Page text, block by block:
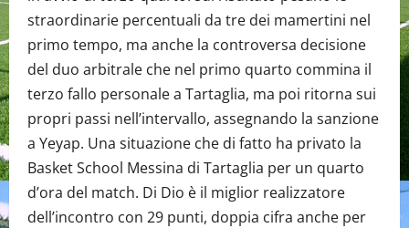
straordinarie percentuali da tre dei mamertini nel
primo tempo, ma anche la controversa decisione
del duo arbitrale che nel primo quarto commina il
terzo fallo personale a Tartaglia, ma poi ritorna sui
propri passi nell’intervallo, assegnando la sanzione
a Yeyap. Una situazione che di fatto ha privato la
Basket School Messina di Tartaglia per un quarto
d’ora del match. Di Dio è il miglior realizzatore
dell’incontro con 29 punti, doppia cifra anche per